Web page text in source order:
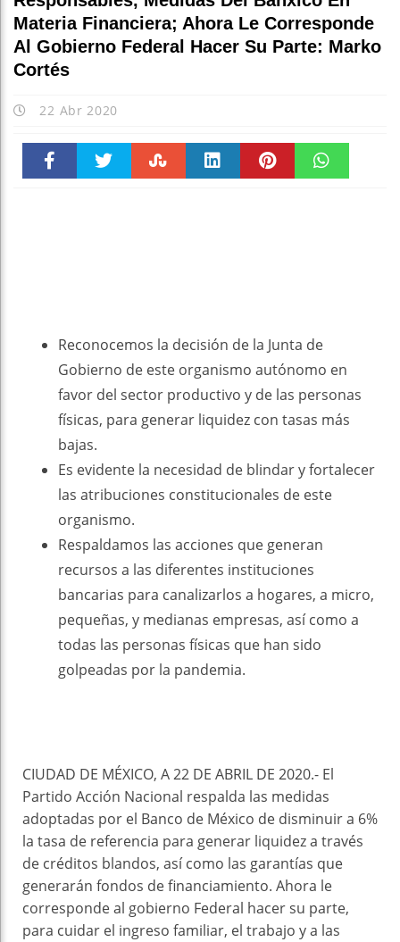
Materia Financiera; Ahora Le Corresponde
Al Gobierno Federal Hacer Su Parte: Marko
Cortés
22 Abr 2020
Reconocemos la decisión de la Junta de
Gobierno de este organismo autónomo en
favor del sector productivo y de las personas
físicas, para generar liquidez con tasas más
bajas.
Es evidente la necesidad de blindar y fortalecer
las atribuciones constitucionales de este
organismo.
Respaldamos las acciones que generan
recursos a las diferentes instituciones
bancarias para canalizarlos a hogares, a micro,
pequeñas, y medianas empresas, así como a
todas las personas físicas que han sido
golpeadas por la pandemia.
CIUDAD DE MÉXICO, A 22 DE ABRIL DE 2020.- El
Partido Acción Nacional respalda las medidas
adoptadas por el Banco de México de disminuir a 6%
la tasa de referencia para generar liquidez a través
de créditos blandos, así como las garantías que
generarán fondos de financiamiento. Ahora le
corresponde al gobierno Federal hacer su parte,
para cuidar el ingreso familiar, el trabajo y a las